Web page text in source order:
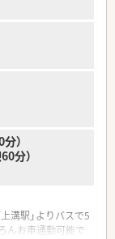
）
）
溝駅」よりバスで5
んお車通勤可能で